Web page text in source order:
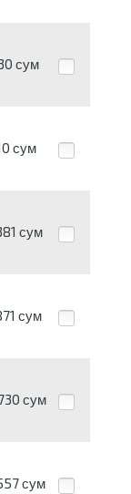
сум
сум
сум
сум
сум
сум